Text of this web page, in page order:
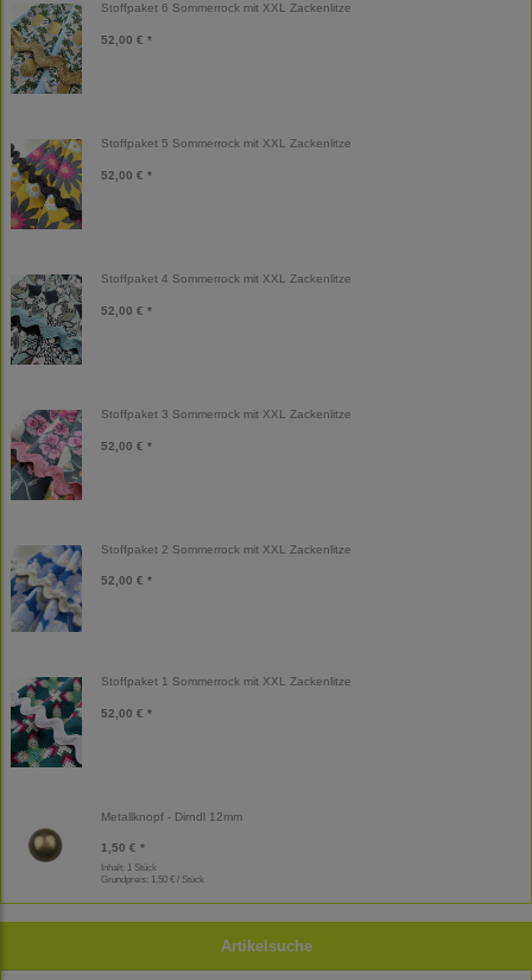
Stoffpaket 6 Sommerrock mit XXL Zackenlitze
52,00 € *
Stoffpaket 5 Sommerrock mit XXL Zackenlitze
52,00 € *
Stoffpaket 4 Sommerrock mit XXL Zackenlitze
52,00 € *
Stoffpaket 3 Sommerrock mit XXL Zackenlitze
52,00 € *
Stoffpaket 2 Sommerrock mit XXL Zackenlitze
52,00 € *
Stoffpaket 1 Sommerrock mit XXL Zackenlitze
52,00 € *
Metallknopf - Dirndl 12mm
1,50 € *
Inhalt: 1 Stück
Grundpreis: 1,50 € / Stück
Artikelsuche